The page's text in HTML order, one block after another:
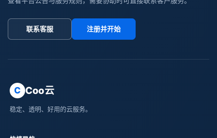
联系客服 注册并开始
C Coo云
稳定、透明、好用的云服务。